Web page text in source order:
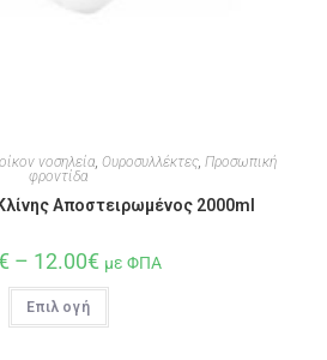
νοσηλεία, Ουροσυλλέκτες, Προσωπική
φροντίδα
Αποστειρωμένος 2000ml
– 12.00€ με ΦΠΑ
Επιλογή